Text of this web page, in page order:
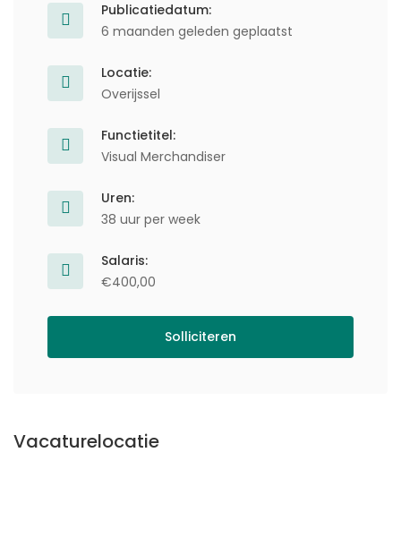
Publicatiedatum:
6 maanden geleden geplaatst
Locatie:
Overijssel
Functietitel:
Visual Merchandiser
Uren:
38 uur per week
Salaris:
€400,00
Solliciteren
Vacaturelocatie